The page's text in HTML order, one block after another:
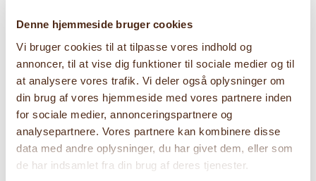
Denne hjemmeside bruger cookies
Vi bruger cookies til at tilpasse vores indhold og
annoncer, til at vise dig funktioner til sociale medier og til
at analysere vores trafik. Vi deler også oplysninger om
din brug af vores hjemmeside med vores partnere inden
for sociale medier, annonceringspartnere og
analysepartnere. Vores partnere kan kombinere disse
data med andre oplysninger, du har givet dem, eller som
de har indsamlet fra din brug af deres tjenester.